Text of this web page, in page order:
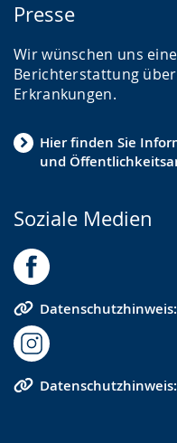
Presse
Wir wünschen uns
Berichterstattung
Erkrankungen.
Hier finden Sie
und
Soziale Medien